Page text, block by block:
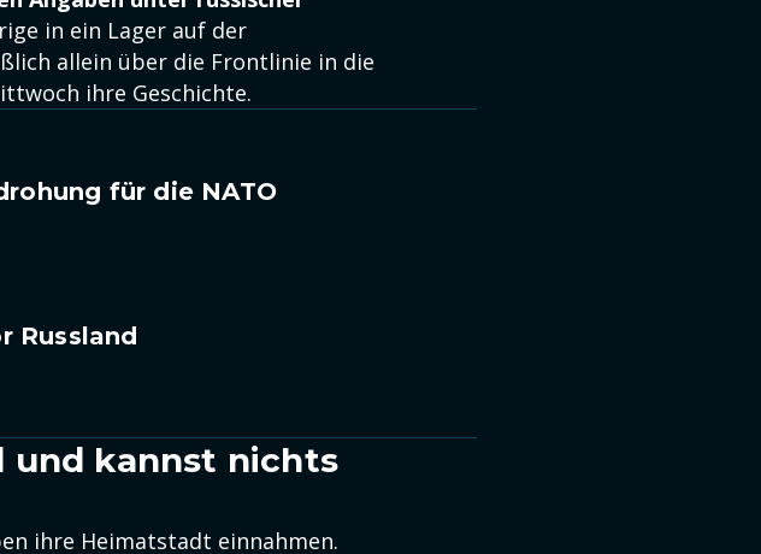
in ein Lager auf der
allein über die Frontlinie in die
ihre Geschichte.
für die NATO
Russland
und kannst nichts
ihre Heimatstadt einnahmen.